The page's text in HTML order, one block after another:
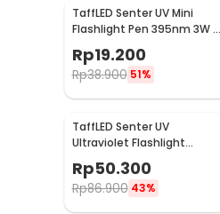
TaffLED Senter UV Mini
Flashlight Pen 395nm 3W -
UV-10
Rp19.200
Rp38.900 51%
TaffLED Senter UV
Ultraviolet Flashlight
Waterproof 400nm 51 LED -
UV-51
Rp50.300
Rp86.900 43%